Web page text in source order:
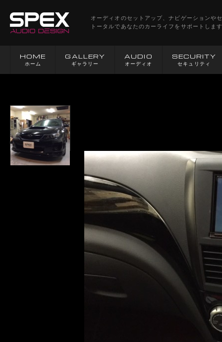
オーディオのセットアップ、ナビゲーションや
トータルであなたのカーライフをサポートしま
HOME
ホーム
GALLERY
ギャラリー
AUDIO
オーディオ
SECURITY
セキュリティ